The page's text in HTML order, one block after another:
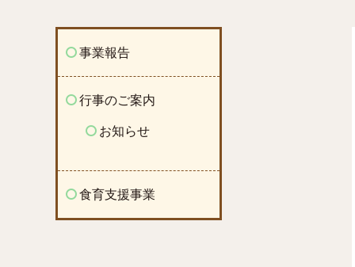
事業報告
行事のご案内
お知らせ
食育支援事業